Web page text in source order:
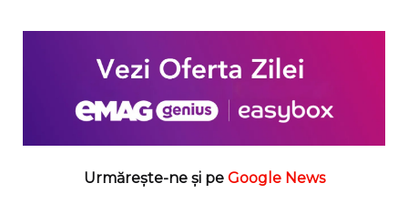
Urmărește-ne și pe Google News